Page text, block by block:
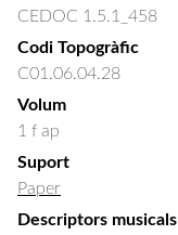
CEDOC 1.5.1_458
Codi Topogràfic
C01.06.04.28
Volum
1 f ap
Suport
Paper
Descriptors musicals